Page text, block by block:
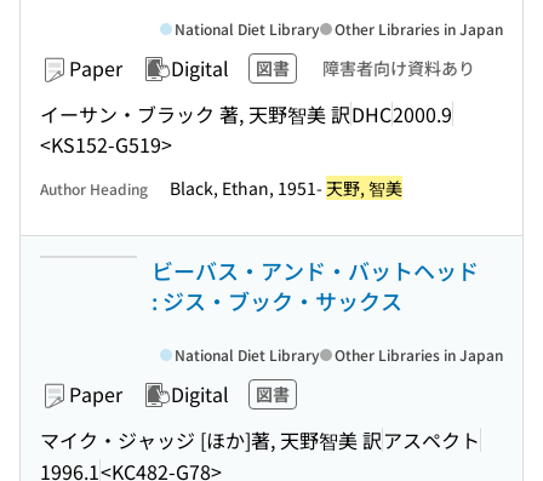
Paper Digital 図書 障害者向け資料あり
イーサン・ブラック 著, 天野智美 訳DHC2000.9
<KS152-G519>
National Diet Library Other Libraries in Japan
Author Heading Black, Ethan, 1951-天野, 智美
ビーバス・アンド・バットヘッド
: ジス・ブック・サックス
Paper Digital 図書
マイク・ジャッジ [ほか]著, 天野智美 訳アスペクト
1996.1<KC482-G78>
National Diet Library Other Libraries in Japan